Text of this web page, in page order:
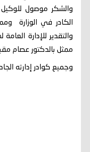
والشكر موصول للوكيل
الكادر في الوزارة
والتقدير للإدارة
ممثل بالدكتور عصام
وجميع كوادر إدارته